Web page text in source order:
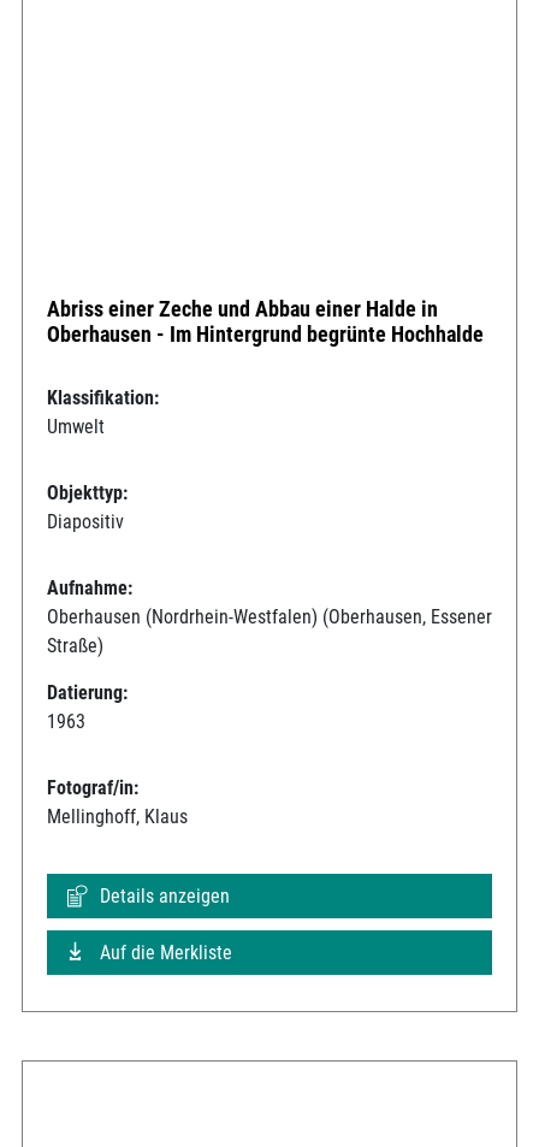
Abriss einer Zeche und Abbau einer Halde in
Oberhausen - Im Hintergrund begrünte Hochhalde
Klassifikation:
Umwelt
Objekttyp:
Diapositiv
Aufnahme:
Oberhausen (Nordrhein-Westfalen) (Oberhausen, Essener
Straße)
Datierung:
1963
Fotograf/in:
Mellinghoff, Klaus
Details anzeigen
Auf die Merkliste